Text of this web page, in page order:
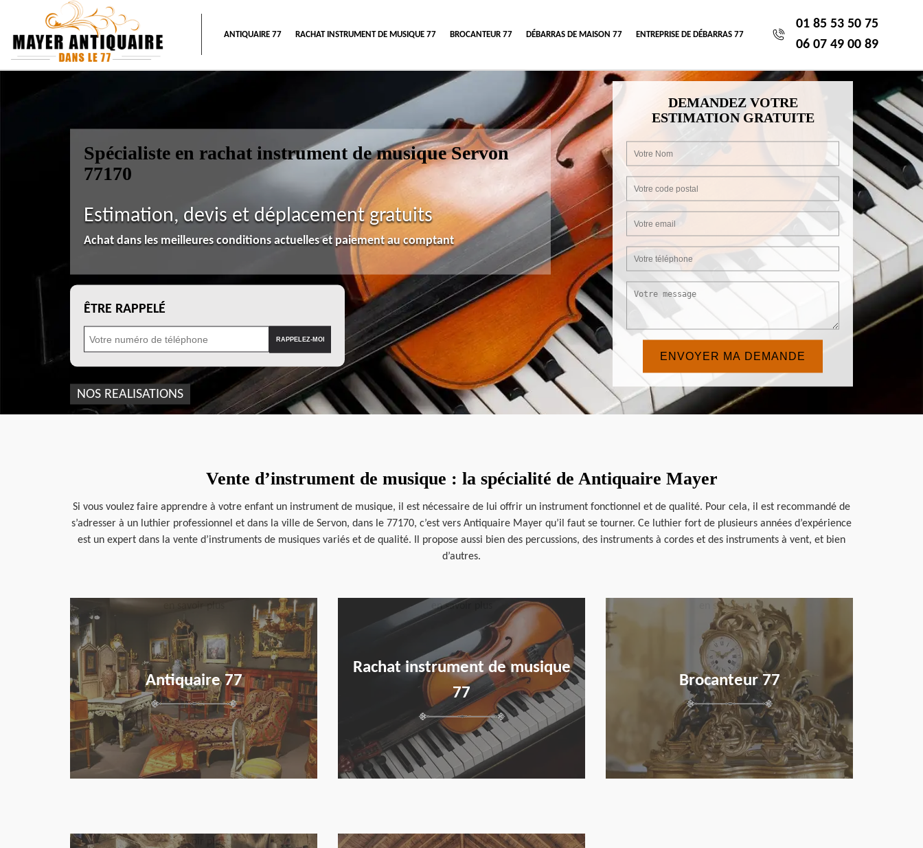
ANTIQUAIRE 77 RACHAT INSTRUMENT DE MUSIQUE 77 BROCANTEUR 77 DÉBARRAS DE MAISON 77 ENTREPRISE DE DÉBARRAS 77
01 85 53 50 75
06 07 49 00 89
Spécialiste en rachat instrument de musique Servon
77170
Estimation, devis et déplacement gratuits
Achat dans les meilleures conditions actuelles et paiement au comptant
ÊTRE RAPPELÉ
NOS REALISATIONS
DEMANDEZ VOTRE
ESTIMATION GRATUITE
Vente d’instrument de musique : la spécialité de Antiquaire Mayer
Si vous voulez faire apprendre à votre enfant un instrument de musique, il est nécessaire de lui offrir un instrument fonctionnel et de qualité. Pour cela, il est recommandé de
s’adresser à un luthier professionnel et dans la ville de Servon, dans le 77170, c’est vers Antiquaire Mayer qu’il faut se tourner. Ce luthier fort de plusieurs années d’expérience
est un expert dans la vente d’instruments de musiques variés et de qualité. Il propose aussi bien des percussions, des instruments à cordes et des instruments à vent, et bien
d’autres.
Antiquaire 77
Rachat instrument de musique
77
en savoir plus
Brocanteur 77
en savoir plus
en savoir plus en savoir plus